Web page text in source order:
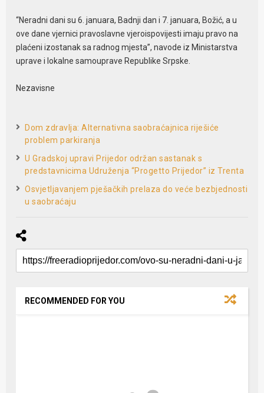
“Neradni dani su 6. januara, Badnji dan i 7. januara, Božić, a u
ove dane vjernici pravoslavne vjeroispovijesti imaju pravo na
plaćeni izostanak sa radnog mjesta”, navode iz Ministarstva
uprave i lokalne samouprave Republike Srpske.
Nezavisne
Dom zdravlja: Alternativna saobraćajnica riješiće
problem parkiranja
U Gradskoj upravi Prijedor održan sastanak s
predstavnicima Udruženja “Progetto Prijedor” iz Trenta
Osvjetljavanjem pješačkih prelaza do veće bezbjednosti
u saobraćaju
RECOMMENDED FOR YOU